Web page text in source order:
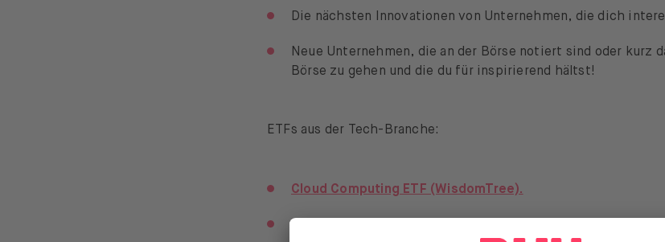
Die nächsten Innovationen von Unternehmen, die dich
Neue Unternehmen, die an der Börse notiert sind oder kurz
Börse zu gehen und die du für inspirierend hältst!
ETFs aus der Tech-Branche:
Cloud Computing ETF (WisdomTree).